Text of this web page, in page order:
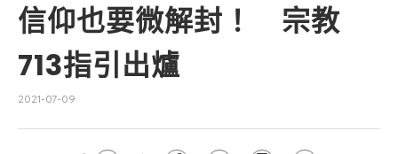
信仰也要微解封！ 宗教
713指引出爐
2021-07-09